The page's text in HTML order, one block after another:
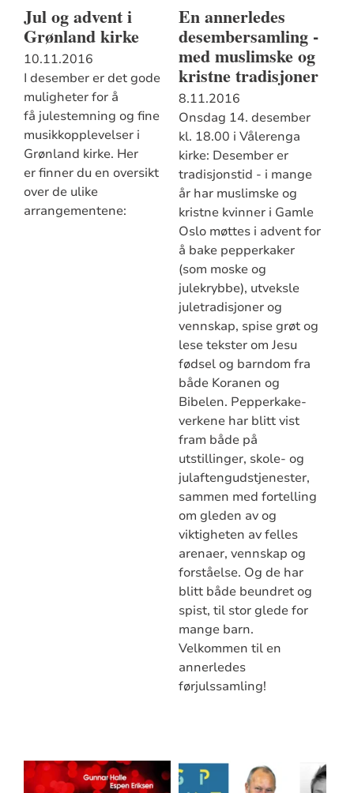
Jul og advent i
Grønland kirke
10.11.2016
I desember er det gode
muligheter for å
få julestemning og fine
musikkopplevelser i
Grønland kirke. Her
er finner du en oversikt
over de ulike
arrangementene:
En annerledes
desembersamling -
med muslimske og
kristne tradisjoner
8.11.2016
Onsdag 14. desember
kl. 18.00 i Vålerenga
kirke: Desember er
tradisjonstid - i mange
år har muslimske og
kristne kvinner i Gamle
Oslo møttes i advent for
å bake pepperkaker
(som moske og
julekrybbe), utveksle
juletradisjoner og
vennskap, spise grøt og
lese tekster om Jesu
fødsel og barndom fra
både Koranen og
Bibelen. Pepperkake-
verkene har blitt vist
fram både på
utstillinger, skole- og
julaftengudstjenester,
sammen med fortelling
om gleden av og
viktigheten av felles
arenaer, vennskap og
forståelse. Og de har
blitt både beundret og
spist, til stor glede for
mange barn.
Velkommen til en
annerledes
førjulssamling!